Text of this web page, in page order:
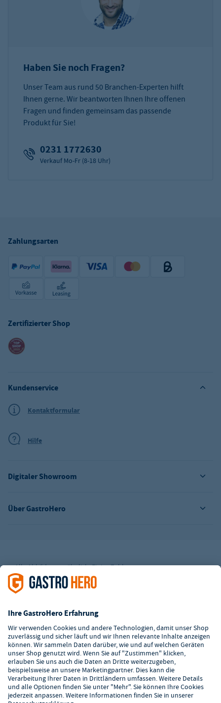
Haben Sie noch Fragen?
Unser Team aus rund 50 Branchen-Experten hilft
Ihnen gerne. Wir beantworten Ihnen Ihre offenen
Fragen und finden gemeinsam das passende
Produkt für Sie!
0231 1772630
Verkauf Mo-Fr (8-18 Uhr)
Zahlungsarten
Zertifizierter Shop
Über GastroHero
Digitaler Showroom
Kundenservice
Kontaktformular
Hilfe
Alle Abbildungen ähnlich. Einige Zahlungsarten
könnenZusatzkostenverursachen.
² Unverbindl. Preisempfehlung des Herstellers
i.H.v. 7,90€ (zzgl. Mwst.)
**Die Tiefpreisgarantie ist nicht mit anderen Aktionen oder
Rabatten kombinierbar.